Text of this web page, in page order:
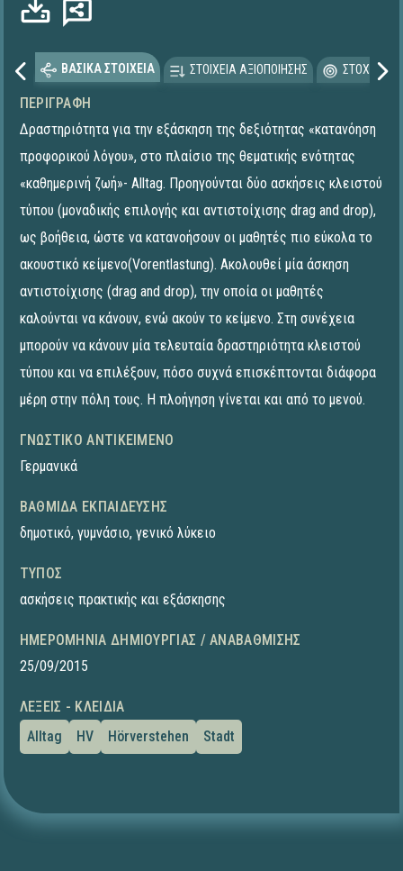
ΒΑΣΙΚΑ ΣΤΟΙΧΕΙΑ ΣΤΟΙΧΕΙΑ ΑΞΙΟΠΟΙΗΣΗΣ
ΠΕΡΙΓΡΑΦΉ
Δραστηριότητα για την εξάσκηση της δεξιότητας «κατανόηση
προφορικού λόγου», στο πλαίσιο της θεματικής ενότητας
«καθημερινή ζωή»- Alltag. Προηγούνται δύο ασκήσεις κλειστού
τύπου (μοναδικής επιλογής και αντιστοίχισης drag and drop),
ως βοήθεια, ώστε να κατανοήσουν οι μαθητές πιο εύκολα το
ακουστικό κείμενο(Vorentlastung). Ακολουθεί μία άσκηση
αντιστοίχισης (drag and drop), την οποία οι μαθητές
καλούνται να κάνουν, ενώ ακούν το κείμενο. Στη συνέχεια
μπορούν να κάνουν μία τελευταία δραστηριότητα κλειστού
τύπου και να επιλέξουν, πόσο συχνά επισκέπτονται διάφορα
μέρη στην πόλη τους. Η πλοήγηση γίνεται και από το μενού.
ΓΝΩΣΤΙΚΌ ΑΝΤΙΚΕΊΜΕΝΟ
Γερμανικά
ΒΑΘΜΊΔΑ ΕΚΠΑΊΔΕΥΣΗΣ
δημοτικό, γυμνάσιο, γενικό λύκειο
ΤΎΠΟΣ
ασκήσεις πρακτικής και εξάσκησης
ΗΜΕΡΟΜΗΝΊΑ ΔΗΜΙΟΥΡΓΊΑΣ / ΑΝΑΒΆΘΜΙΣΗΣ
25/09/2015
ΛΈΞΕΙΣ - ΚΛΕΙΔΙΆ
Alltag
HV Hörverstehen Stadt